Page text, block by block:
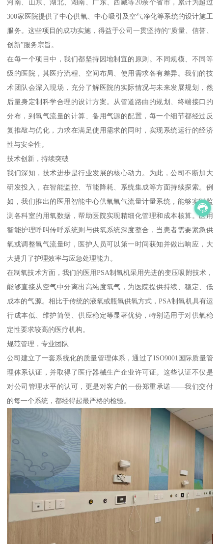
河南、山东、湖北、湖南、广东、西藏等20余个省市，累计为超过
300家医院提供了中心供氧、中心吸引及空气净化等系统的设计施工
服务。这些项目的成功实施，得益于公司一贯坚持的“质量、信誉、
创新”服务宗旨。
在每一个项目中，我们都坚持因地制宜的原则。不同规模、不同等
级的医院，其医疗流程、空间布局、使用需求各有差异。我们的技
术团队会深入现场，充分了解医院的实际情况与未来发展规划，然
后量身定制科学合理的设计方案。从管道路由的规划、终端接口的
分布，到氧气流量的计算、备用气源的配置，每一个细节都经过反
复推敲与优化，力求在满足使用需求的同时，实现系统运行的经济
性与安全性。
技术创新，持续突破
我们深知，技术进步是行业发展的核心动力。为此，公司不断加大
研发投入，在智能监控、节能降耗、系统集成等方面持续探索。例
如，我们推出的医用智能中心供氧氧气流量计量系统，能够实时监
测各科室的用氧数据，帮助医院实现精细化管理和成本核算。医用
智能护理呼叫传呼系统则与供氧系统深度整合，当患者需要紧急供
氧或调整氧气流量时，医护人员可以第一时间获知并做出响应，大
大提升了护理效率与应急处理能力。
在制氧技术方面，我们的医用PSA制氧机采用先进的变压吸附技术，
能够直接从空气中分离出高纯度氧气，为医院提供持续、稳定、低
成本的气源。相比于传统的液氧或瓶氧供氧方式，PSA制氧机具有运
行成本低、维护简便、供应稳定等显著优势，特别适用于对供氧稳
定性要求较高的医疗机构。
规范管理，专业团队
公司建立了一套系统化的质量管理体系，通过了ISO9001国际质量管
理体系认证，并取得了医疗器械生产企业许可证。这些认证不仅是
对公司管理水平的认可，更是对客户的一份郑重承诺——我们交付
的每一个系统，都经得起最严格的检验。